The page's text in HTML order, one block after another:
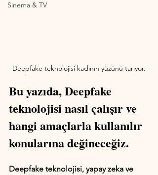
Sinema & TV
Deepfake teknolojisi kadının yüzünü tarıyor.
Bu yazıda, Deepfake
teknolojisi nasıl çalışır ve
hangi amaçlarla kullanılır
konularına değineceğiz.
Deepfake teknolojisi, yapay zeka ve